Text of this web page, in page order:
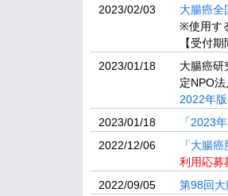
2023/02/03
大腸癌全
※使用す
【受付
2023/01/18
大腸癌研
定NPO
2022年
2023/01/18
「2023
2022/12/06
「大腸
利用応募
2022/09/05
第98回